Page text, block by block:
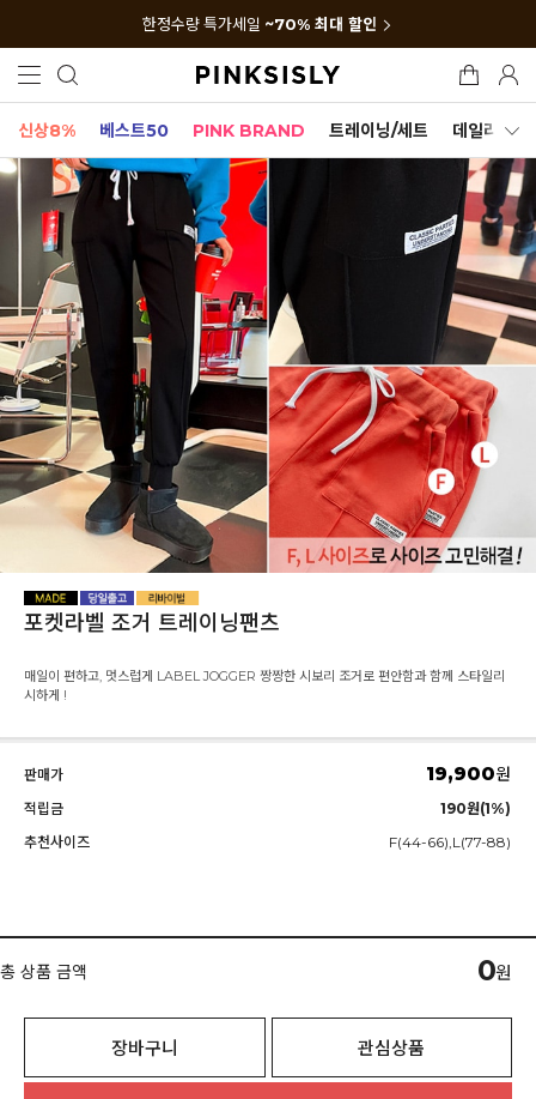
한정수량 특가세일 ~70% 최대 할인
신상8% 베스트50 PINK BRAND 트레이닝/세트 데일리세트
포켓라벨 조거 트레이닝팬츠
매일이 편하고, 멋스럽게 LABEL JOGGER 짱짱한 시보리 조거로 편안함과 함께 스타일리
시하게 !
판매가 19,900원
적립금
190원(1%)
추천사이즈
F(44-66),L(77-88)
총 상품 금액 0원
장바구니 관심상품